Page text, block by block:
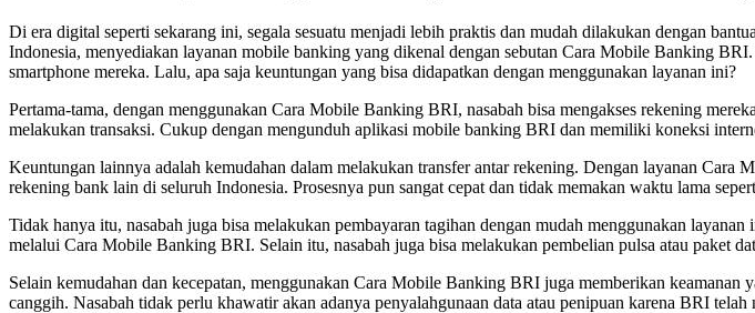
Di era digital seperti sekarang ini, segala sesuatu menjadi lebih praktis dan mudah dilakukan dengan
Indonesia, menyediakan layanan mobile banking yang dikenal dengan sebutan Cara Mobile Banking
smartphone mereka. Lalu, apa saja keuntungan yang bisa didapatkan dengan menggunakan layanan ini?
Pertama-tama, dengan menggunakan Cara Mobile Banking BRI, nasabah bisa mengakses rekening
melakukan transaksi. Cukup dengan mengunduh aplikasi mobile banking BRI dan memiliki koneksi
Keuntungan lainnya adalah kemudahan dalam melakukan transfer antar rekening. Dengan layanan
rekening bank lain di seluruh Indonesia. Prosesnya pun sangat cepat dan tidak memakan waktu lama
Tidak hanya itu, nasabah juga bisa melakukan pembayaran tagihan dengan mudah menggunakan
melalui Cara Mobile Banking BRI. Selain itu, nasabah juga bisa melakukan pembelian pulsa atau paket
Selain kemudahan dan kecepatan, menggunakan Cara Mobile Banking BRI juga memberikan
canggih. Nasabah tidak perlu khawatir akan adanya penyalahgunaan data atau penipuan karena BRI